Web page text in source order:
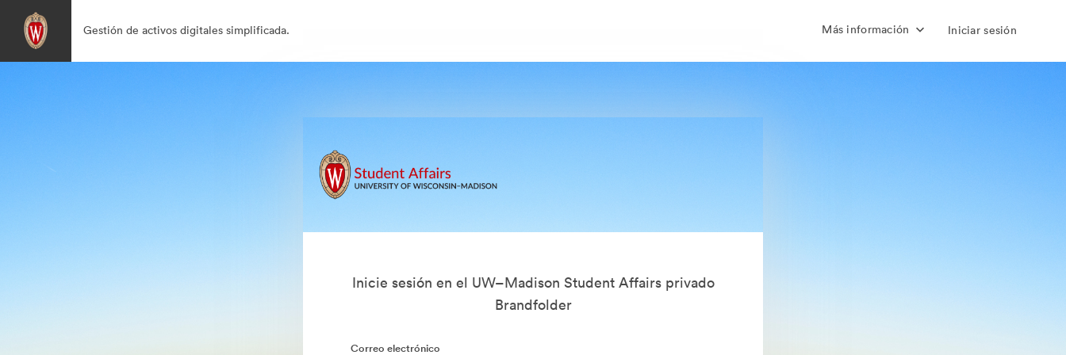
Gestión de activos digitales simplificada. Más información Iniciar sesión
Inicie sesión en el UW–Madison Student Affairs privado
Brandfolder
Correo electrónico